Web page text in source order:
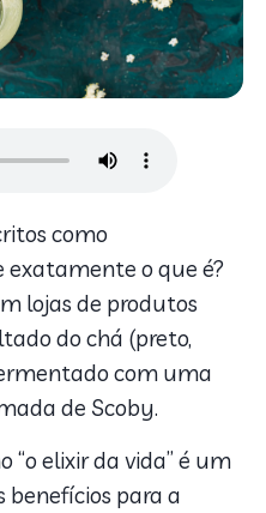
como
exatamente o que é?
lojas de produtos
do chá (preto,
com uma
de Scoby.
“o elixir da vida” é um
benefícios para a